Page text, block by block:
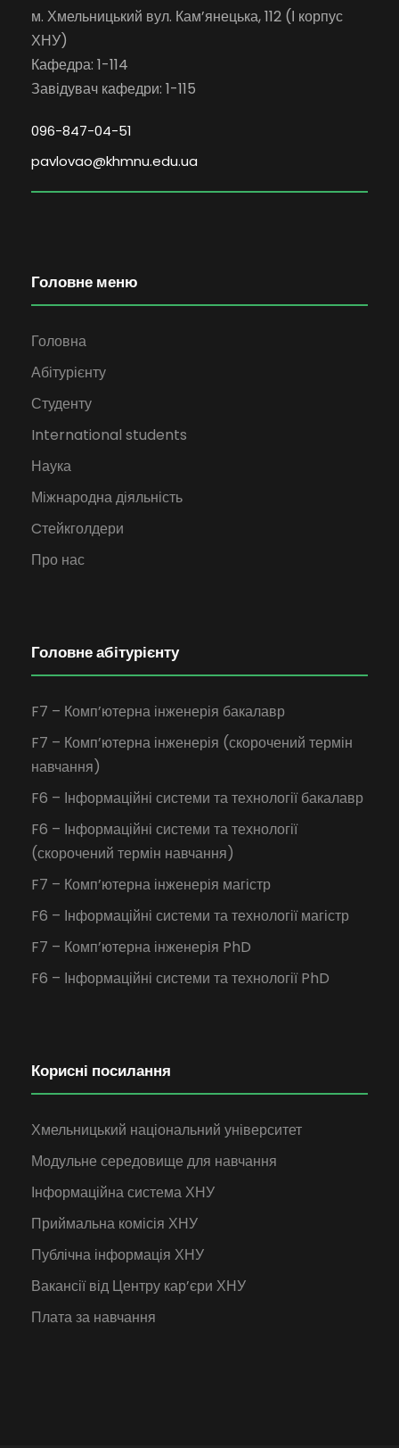
м. Хмельницький вул. Кам’янецька, 112 (І корпус
ХНУ)
Кафедра: 1-114
Завідувач кафедри: 1-115
096-847-04-51
pavlovao@khmnu.edu.ua
Головне меню
Головна
Абітурієнту
Студенту
International students
Наука
Міжнародна діяльність
Cтейкголдери
Про нас
Головне абітурієнту
F7 – Комп’ютерна інженерія бакалавр
F7 – Комп’ютерна інженерія (скорочений термін
навчання)
F6 – Інформаційні системи та технології бакалавр
F6 – Інформаційні системи та технології
(скорочений термін навчання)
F7 – Комп’ютерна інженерія магістр
F6 – Інформаційні системи та технології магістр
F7 – Комп’ютерна інженерія PhD
F6 – Інформаційні системи та технології PhD
Корисні посилання
Хмельницький національний університет
Модульне середовище для навчання
Інформаційна система ХНУ
Приймальна комісія ХНУ
Публічна інформація ХНУ
Вакансії від Центру кар’єри ХНУ
Плата за навчання